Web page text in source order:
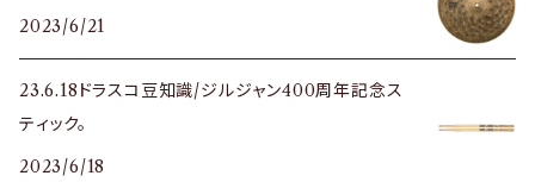
2023/6/21
23.6.18ドラスコ豆知識/ジルジャン400周年記念ス
ティック。
2023/6/18